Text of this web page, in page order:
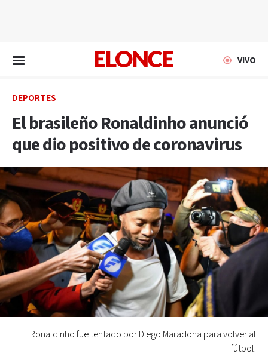
VIVO
DEPORTES
El brasileño Ronaldinho anunció
que dio positivo de coronavirus
Ronaldinho fue tentado por Diego Maradona para volver al
fútbol.